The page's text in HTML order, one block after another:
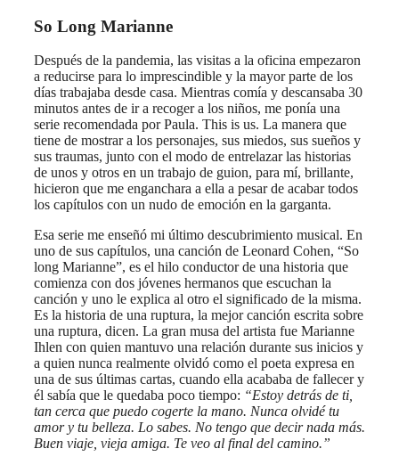
So Long Marianne
Después de la pandemia, las visitas a la oficina empezaron
a reducirse para lo imprescindible y la mayor parte de los
días trabajaba desde casa. Mientras comía y descansaba 30
minutos antes de ir a recoger a los niños, me ponía una
serie recomendada por Paula. This is us. La manera que
tiene de mostrar a los personajes, sus miedos, sus sueños y
sus traumas, junto con el modo de entrelazar las historias
de unos y otros en un trabajo de guion, para mí, brillante,
hicieron que me enganchara a ella a pesar de acabar todos
los capítulos con un nudo de emoción en la garganta.
Esa serie me enseñó mi último descubrimiento musical. En
uno de sus capítulos, una canción de Leonard Cohen, “So
long Marianne”, es el hilo conductor de una historia que
comienza con dos jóvenes hermanos que escuchan la
canción y uno le explica al otro el significado de la misma.
Es la historia de una ruptura, la mejor canción escrita sobre
una ruptura, dicen. La gran musa del artista fue Marianne
Ihlen con quien mantuvo una relación durante sus inicios y
a quien nunca realmente olvidó como el poeta expresa en
una de sus últimas cartas, cuando ella acababa de fallecer y
él sabía que le quedaba poco tiempo: “Estoy detrás de ti,
tan cerca que puedo cogerte la mano. Nunca olvidé tu
amor y tu belleza. Lo sabes. No tengo que decir nada más.
Buen viaje, vieja amiga. Te veo al final del camino.”